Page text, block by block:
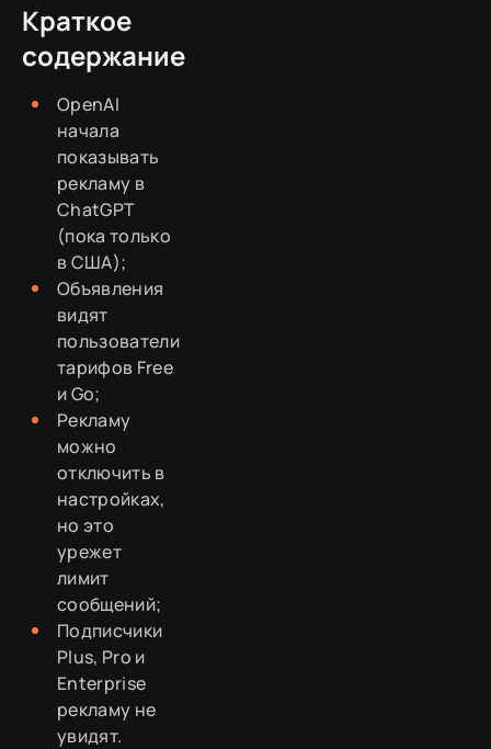
Краткое
содержание
OpenAI
начала
показывать
рекламу в
ChatGPT
(пока только
в США);
Объявления
видят
пользователи
тарифов Free
и Go;
Рекламу
можно
отключить в
настройках,
но это
урежет
лимит
сообщений;
Подписчики
Plus, Pro и
Enterprise
рекламу не
увидят.